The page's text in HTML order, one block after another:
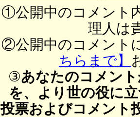
①公開中のコメント
理人は
②公開中のコメント
ちらまで】
③あなたのコメン
を、より世の役に
投票およびコメント